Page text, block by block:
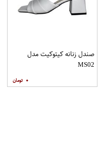
صندل زنانه کیتوکیت مدل
MS02
۰